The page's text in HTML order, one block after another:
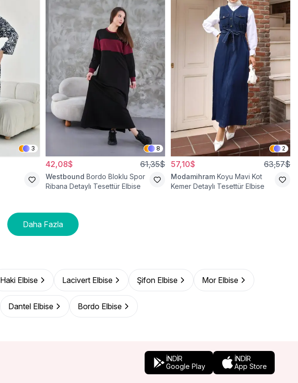
3 8
42,08$ 61,35$
Westbound Bordo Bloklu Spor
Ribana Detaylı Tesettür Elbise
2
57,10$ 63,57$
Modamihram Koyu Mavi Kot
Kemer Detaylı Tesettür Elbise
Daha Fazla
Haki Elbise Lacivert Elbise Şifon Elbise Mor Elbise
Dantel Elbise Bordo Elbise
İNDİR
Google Play
İNDİR
App Store